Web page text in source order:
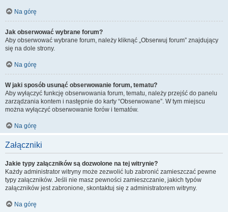
Na górę
Jak obserwować wybrane forum?
Aby obserwować wybrane forum, należy kliknąć „Obserwuj forum” znajdujący
się na dole strony.
Na górę
W jaki sposób usunąć obserwowanie forum, tematu?
Aby wyłączyć funkcję obserwowania forum, tematu, należy przejść do panelu
zarządzania kontem i następnie do karty “Obserwowane”. W tym miejscu
można wyłączyć obserwowanie forów i tematów.
Na górę
Załączniki
Jakie typy załączników są dozwolone na tej witrynie?
Każdy administrator witryny może zezwolić lub zabronić zamieszczać pewne
typy załączników. Jeśli nie masz pewności zamieszczanie, jakich typów
załączników jest zabronione, skontaktuj się z administratorem witryny.
Na górę